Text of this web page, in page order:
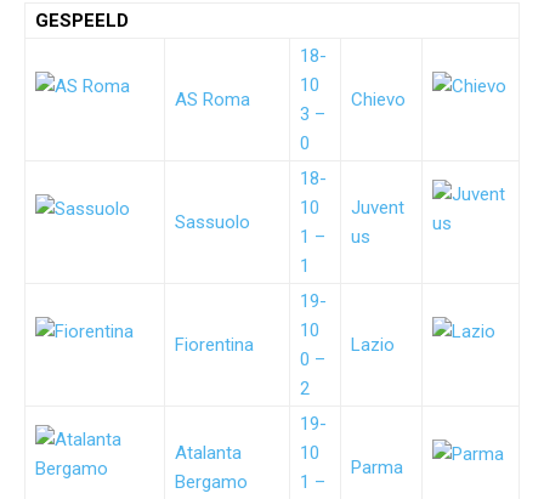
GESPEELD
AS Roma
18-
10
3 –
0
Chievo
Sassuolo
18-
10
1 –
1
Juvent
us
Fiorentina
19-
10
0 –
2
Lazio
Atalanta
Bergamo
19-
10
1 –
Parma